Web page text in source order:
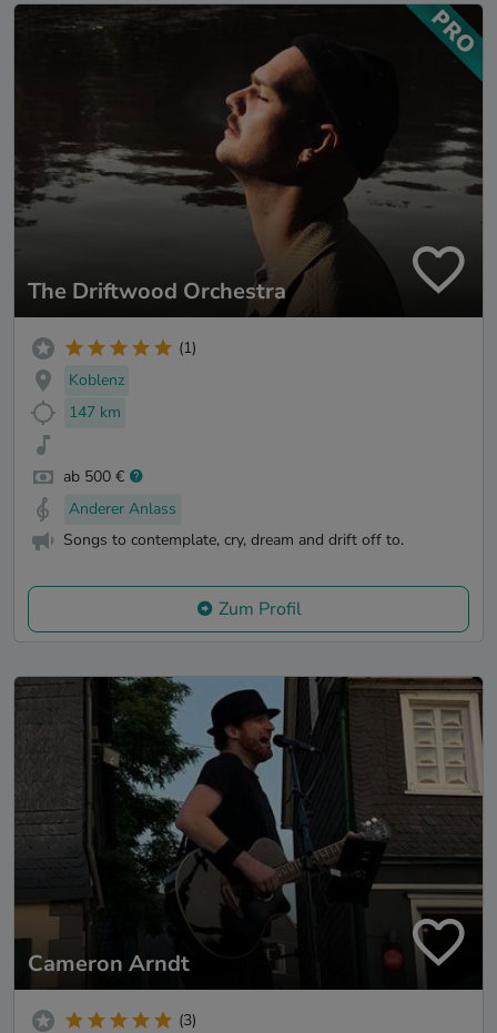
The Driftwood Orchestra
(1)
Koblenz
147 km
ab 500 €
Anderer Anlass
Songs to contemplate, cry, dream and drift off to.
Zum Profil
Cameron Arndt
(3)